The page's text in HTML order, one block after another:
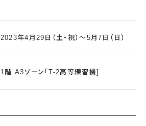
2023年4月29日（土・祝）～5月7日（日）
1階 A3ゾーン「T-2高等練習機]